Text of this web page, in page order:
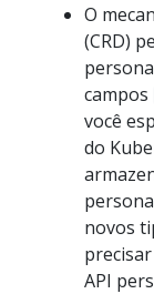
O
(CRD)
campos
você
do
novos
API